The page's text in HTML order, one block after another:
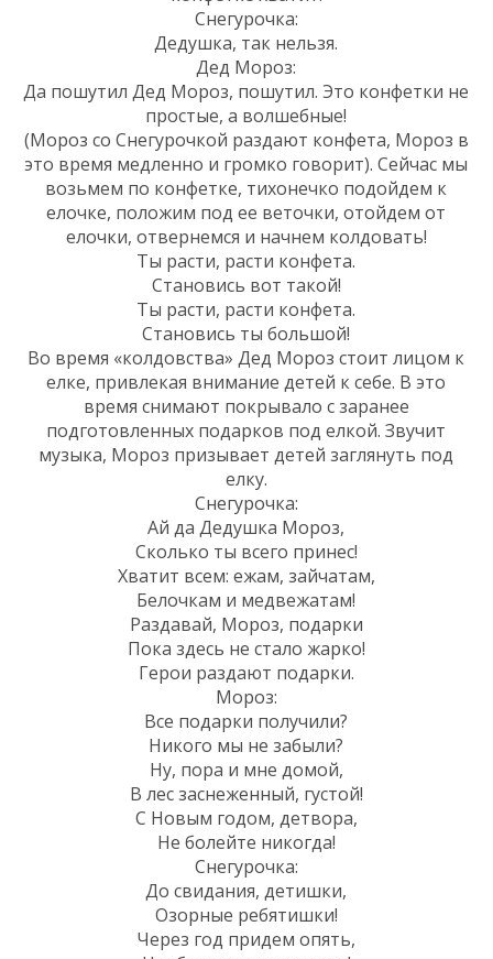
Снегурочка:
Дедушка, так нельзя.
Дед Мороз:
Да пошутил Дед Мороз, пошутил. Это конфетки не
простые, а волшебные!
(Мороз со Снегурочкой раздают конфета, Мороз в
это время медленно и громко говорит). Сейчас мы
возьмем по конфетке, тихонечко подойдем к
елочке, положим под ее веточки, отойдем от
елочки, отвернемся и начнем колдовать!
Ты расти, расти конфета.
Становись вот такой!
Ты расти, расти конфета.
Становись ты большой!
Во время «колдовства» Дед Мороз стоит лицом к
елке, привлекая внимание детей к себе. В это
время снимают покрывало с заранее
подготовленных подарков под елкой. Звучит
музыка, Мороз призывает детей заглянуть под
елку.
Снегурочка:
Ай да Дедушка Мороз,
Сколько ты всего принес!
Хватит всем: ежам, зайчатам,
Белочкам и медвежатам!
Раздавай, Мороз, подарки
Пока здесь не стало жарко!
Герои раздают подарки.
Мороз:
Все подарки получили?
Никого мы не забыли?
Ну, пора и мне домой,
В лес заснеженный, густой!
С Новым годом, детвора,
Не болейте никогда!
Снегурочка:
До свидания, детишки,
Озорные ребятишки!
Через год придем опять,